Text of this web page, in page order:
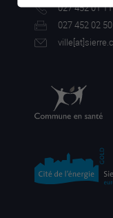
027 452 01 11
027 452 02 50
ville[a